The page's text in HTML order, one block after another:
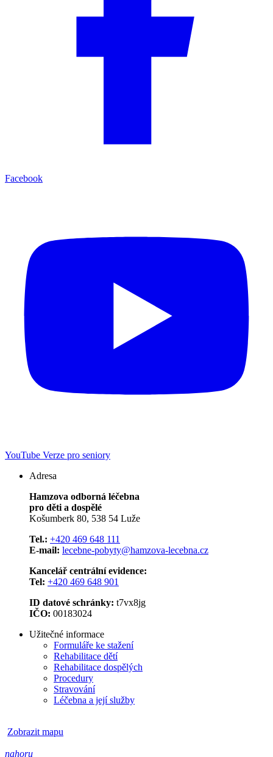
Facebook
YouTube Verze pro seniory
Adresa
Hamzova odborná léčebna
pro děti a dospělé
Košumberk 80, 538 54 Luže
Tel.: +420 469 648 111
E-mail: lecebne-pobyty@hamzova-lecebna.cz
Kancelář centrální evidence:
Tel: +420 469 648 901
ID datové schránky: t7vx8jg
IČO: 00183024
Užitečné informace
Formuláře ke stažení
Rehabilitace dětí
Rehabilitace dospělých
Procedury
Stravování
Léčebna a její služby
Zobrazit mapu
nahoru